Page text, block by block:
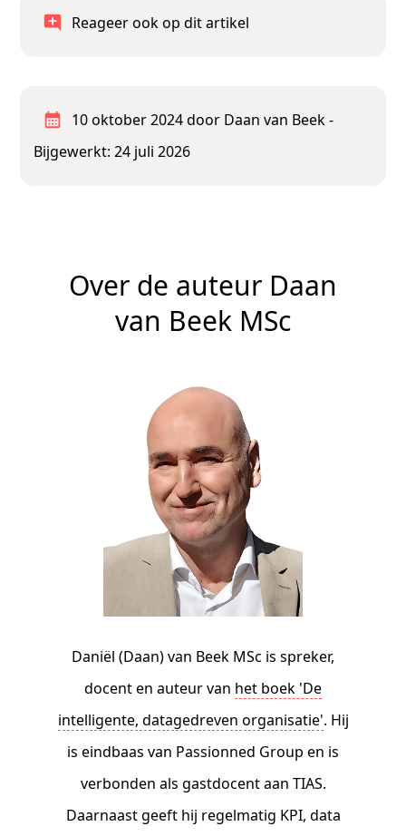
Reageer ook op dit artikel
10 oktober 2024door Daan van Beek-
Bijgewerkt: 24 juli 2026
Over de auteur Daan
van Beek MSc
Daniël (Daan) van Beek MSc is spreker,
docent en auteur van het boek 'De
intelligente, datagedreven organisatie'. Hij
is eindbaas van Passionned Group en is
verbonden als gastdocent aan TIAS.
Daarnaast geeft hij regelmatig KPI, data